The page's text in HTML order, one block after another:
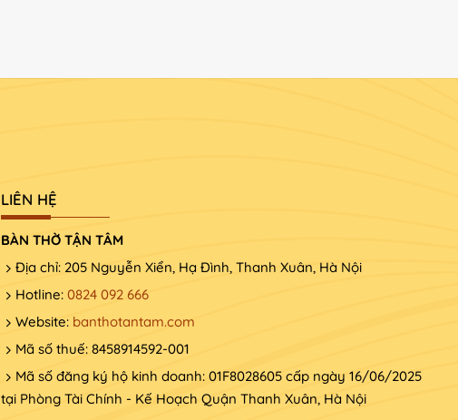
LIÊN HỆ
BÀN THỜ TẬN TÂM
Địa chỉ: 205 Nguyễn Xiển, Hạ Đình, Thanh Xuân, Hà Nội
Hotline:0824 092 666
Website: banthotantam.com
Mã số thuế: 8458914592-001
Mã số đăng ký hộ kinh doanh: 01F8028605 cấp ngày 16/06/2025
tại Phòng Tài Chính - Kế Hoạch Quận Thanh Xuân, Hà Nội